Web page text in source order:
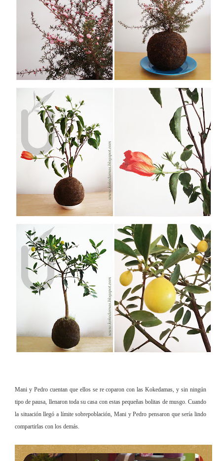
Mani y Pedro cuentan que ellos se re coparon con las Kokedamas, y sin ningún
tipo de pausa, llenaron toda su casa con estas pequeñas bolitas de musgo. Cuando
la situación llegó a límite sobrepoblación, Mani y Pedro pensaron que sería lindo
compartirlas con los demás.